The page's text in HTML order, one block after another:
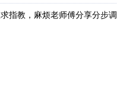
指教，麻烦老师傅分享分步